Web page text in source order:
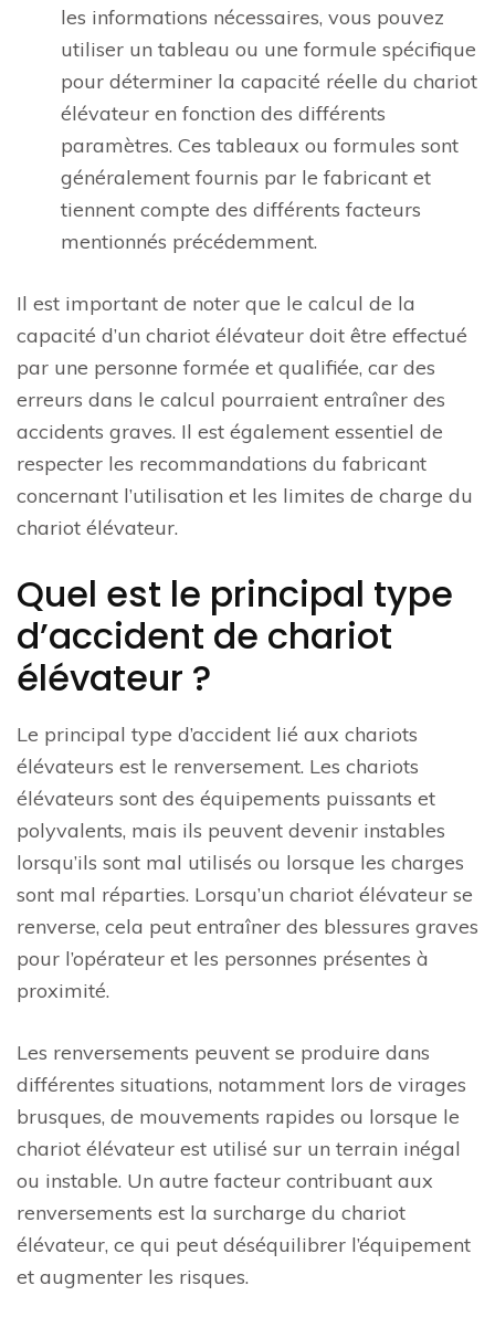
les informations nécessaires, vous pouvez
utiliser un tableau ou une formule spécifique
pour déterminer la capacité réelle du chariot
élévateur en fonction des différents
paramètres. Ces tableaux ou formules sont
généralement fournis par le fabricant et
tiennent compte des différents facteurs
mentionnés précédemment.
Il est important de noter que le calcul de la
capacité d’un chariot élévateur doit être effectué
par une personne formée et qualifiée, car des
erreurs dans le calcul pourraient entraîner des
accidents graves. Il est également essentiel de
respecter les recommandations du fabricant
concernant l’utilisation et les limites de charge du
chariot élévateur.
Quel est le principal type
d’accident de chariot
élévateur ?
Le principal type d’accident lié aux chariots
élévateurs est le renversement. Les chariots
élévateurs sont des équipements puissants et
polyvalents, mais ils peuvent devenir instables
lorsqu’ils sont mal utilisés ou lorsque les charges
sont mal réparties. Lorsqu’un chariot élévateur se
renverse, cela peut entraîner des blessures graves
pour l’opérateur et les personnes présentes à
proximité.
Les renversements peuvent se produire dans
différentes situations, notamment lors de virages
brusques, de mouvements rapides ou lorsque le
chariot élévateur est utilisé sur un terrain inégal
ou instable. Un autre facteur contribuant aux
renversements est la surcharge du chariot
élévateur, ce qui peut déséquilibrer l’équipement
et augmenter les risques.